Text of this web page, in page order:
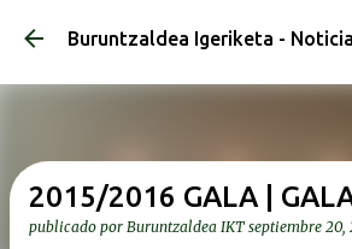
Ir al contenido
Buruntzaldea Igeriketa -
2015/2016 GALA |
publicado por Buruntzaldea IKT septiembre 20,